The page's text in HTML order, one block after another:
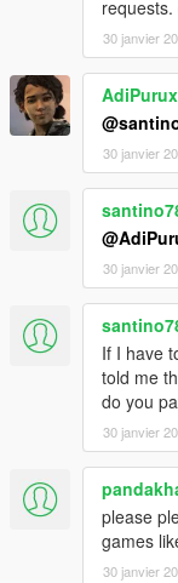
requests.
30 janvier
AdiPurux
30 janvier
30 janvier
If I have
told me
do you
30 janvier
please
games
30 janvier